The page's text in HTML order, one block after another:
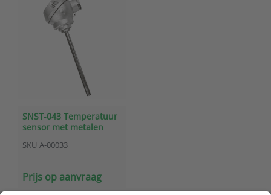
SNST-043 Temperatuur
sensor met metalen
SKU A-00033
Prijs op aanvraag